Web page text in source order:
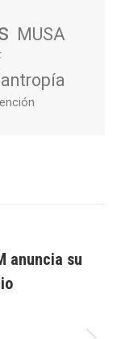
MUSA
anuncia su